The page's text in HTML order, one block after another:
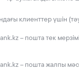
клиенттер үшін
– пошта тек
– пошта жалпы